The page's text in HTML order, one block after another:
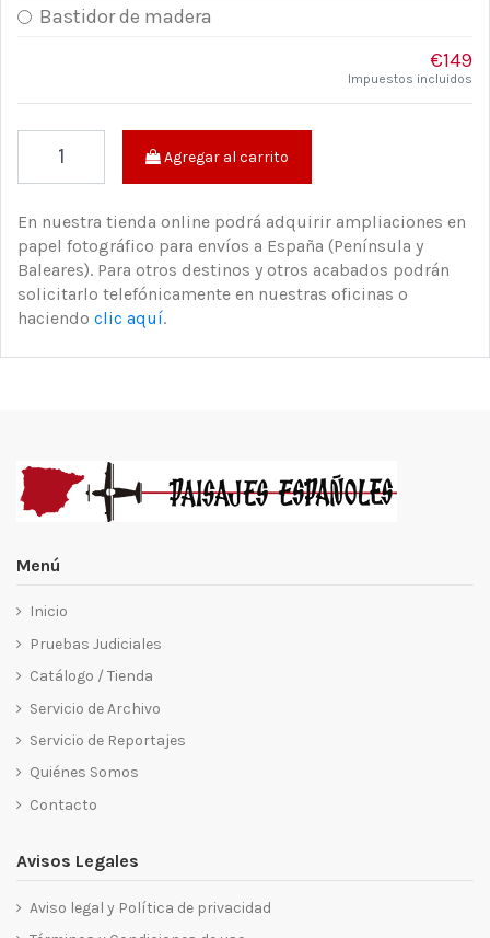
Bastidor de madera
€149
Impuestos incluidos
Agregar al carrito
En nuestra tienda online podrá adquirir ampliaciones en
papel fotográfico para envíos a España (Península y
Baleares). Para otros destinos y otros acabados podrán
solicitarlo telefónicamente en nuestras oficinas o
haciendo clic aquí.
Menú
Inicio
Pruebas Judiciales
Catálogo / Tienda
Servicio de Archivo
Servicio de Reportajes
Quiénes Somos
Contacto
Avisos Legales
Aviso legal y Política de privacidad